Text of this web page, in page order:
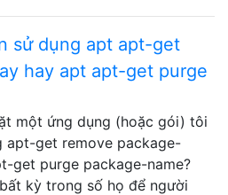
sử dụng apt apt-get
hay apt apt-get purge
một ứng dụng (hoặc gói) tôi
apt-get remove package-
get purge package-name?
kỳ trong số họ để người